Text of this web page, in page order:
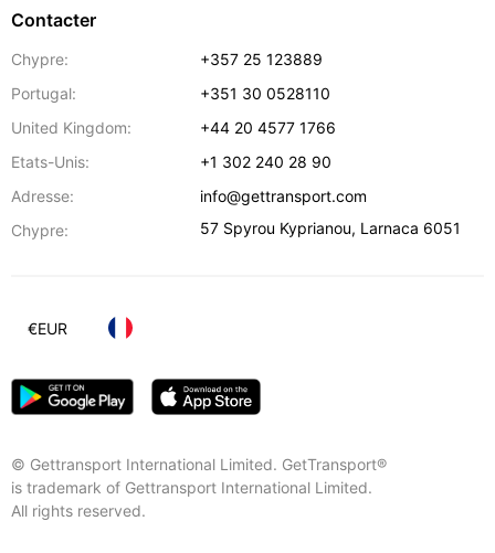
Contacter
Chypre:
+357 25 123889
Portugal:
+351 30 0528110
United Kingdom:
+44 20 4577 1766
Etats-Unis:
+1 302 240 28 90
Adresse:
info@gettransport.com
Chypre:
57 Spyrou Kyprianou, Larnaca 6051
© Gettransport International Limited. GetTransport®
is trademark of Gettransport International Limited.
All rights reserved.
€EUR